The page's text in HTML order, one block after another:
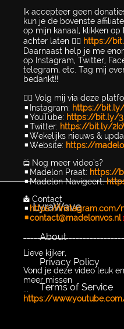
Ik accepteer geen
kun je de bovenste
op mijn kanaal, klikken
achter laten 👉🏻 https://
Daarnaast help je me
op Instagram, Twitter,
telegram, etc. Tag mij
bedankt!!
👉🏻 Volg mij via deze
▪️Instagram: https://
▪️YouTube: https://bit.ly/
▪️Twitter: https://bit.ly/
▪️Wekelijks nieuws &
▪️Website: https://
📺 Nog meer video’s?
▪️Madelon Praat: https://
▪️Madelon Navigeert:
📩 Contact
▪️ https://instagram.com/
▪️contact@madelonvos.nl
______________________________
Lieve kijker,
Vond je deze video leuk
meer missen
...
https://
LyraWave
About
Privacy Policy
Terms of Service